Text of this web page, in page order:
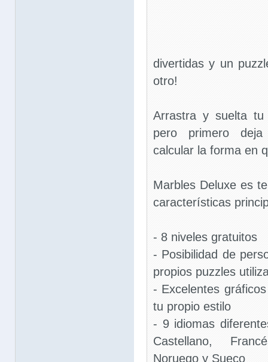
divertidas y un
otro!
Arrastra y suelta tu
pero primero
calcular la forma en
Marbles Deluxe es
características
- 8 niveles gratuitos
- Posibilidad de
propios puzzles
- Excelentes
tu propio estilo
- 9 idiomas
Castellano,
Noruego y Sueco